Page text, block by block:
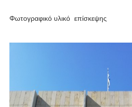
Φωτογραφικό υλικό επίσκεψης